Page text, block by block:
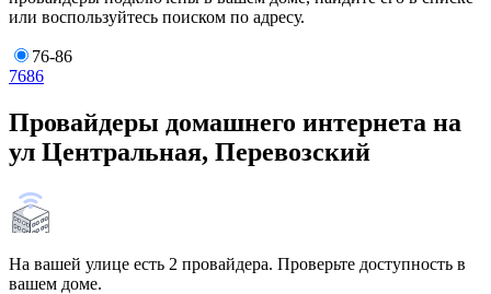
или воспользуйтесь поиском по адресу.
76-86
7686
Провайдеры домашнего интернета на
ул Центральная, Перевозский
На вашей улице есть 2 провайдера. Проверьте доступность в
вашем доме.